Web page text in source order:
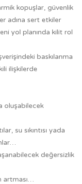
kopuşlar, güvenlik
adına sert etkiler
yol planında kilit rol
baskılanma
ilişkilerde
oluşabilecek
su sıkıntısı yada
değersizlik
artması…